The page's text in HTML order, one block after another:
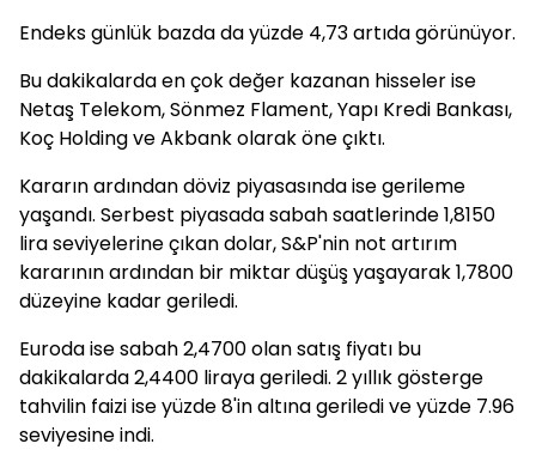
Endeks günlük bazda da yüzde 4,73 artıda görünüyor.
Bu dakikalarda en çok değer kazanan hisseler ise
Netaş Telekom, Sönmez Flament, Yapı Kredi Bankası,
Koç Holding ve Akbank olarak öne çıktı.
Kararın ardından döviz piyasasında ise gerileme
yaşandı. Serbest piyasada sabah saatlerinde 1,8150
lira seviyelerine çıkan dolar, S&P'nin not artırım
kararının ardından bir miktar düşüş yaşayarak 1,7800
düzeyine kadar geriledi.
Euroda ise sabah 2,4700 olan satış fiyatı bu
dakikalarda 2,4400 liraya geriledi. 2 yıllık gösterge
tahvilin faizi ise yüzde 8'in altına geriledi ve yüzde 7.96
seviyesine indi.